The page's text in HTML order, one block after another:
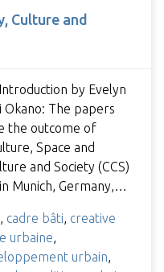
Culture and
by Evelyn
Okano: The papers
the outcome of
Space and
and Society (CCS)
Munich, Germany,…
, cadre bâti, creative
urbaine,
urbain,